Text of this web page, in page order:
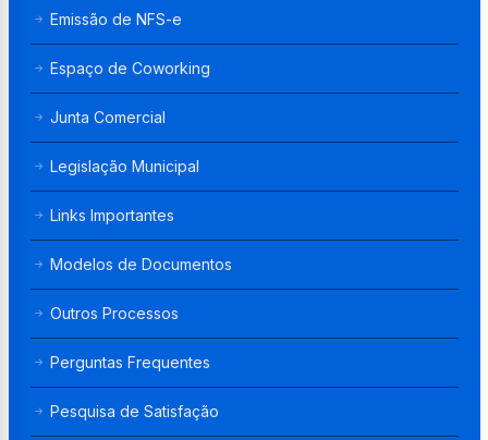
Emissão de NFS-e
Espaço de Coworking
Junta Comercial
Legislação Municipal
Links Importantes
Modelos de Documentos
Outros Processos
Perguntas Frequentes
Pesquisa de Satisfação